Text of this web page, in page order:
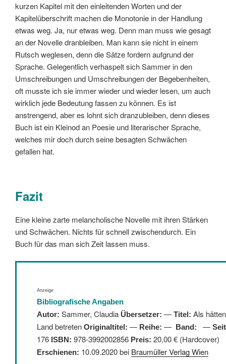
kurzen Kapitel mit den einleitenden Worten und der
Kapitelüberschrift machen die Monotonie in der Handlung
etwas weg. Ja, nur etwas weg. Denn man muss wie gesagt
an der Novelle dranbleiben. Man kann sie nicht in einem
Rutsch weglesen, denn die Sätze fordern aufgrund der
Sprache. Gelegentlich verhaspelt sich Sammer in den
Umschreibungen und Umschreibungen der Begebenheiten,
oft musste ich sie immer wieder und wieder lesen, um auch
wirklich jede Bedeutung fassen zu können. Es ist
anstrengend, aber es lohnt sich dranzubleiben, denn dieses
Buch ist ein Kleinod an Poesie und literarischer Sprache,
welches mir doch durch seine besagten Schwächen
gefallen hat.
Fazit
Eine kleine zarte melancholische Novelle mit ihren Stärken
und Schwächen. Nichts für schnell zwischendurch. Ein
Buch für das man sich Zeit lassen muss.
Anzeige
Bibliografische Angaben
Autor: Sammer, Claudia Übersetzer: — Titel: Als
Land betreten Originaltitel: — Reihe: — Band: —
176 ISBN: 978-3992002856 Preis: 20,00 € (Hardcover)
Erschienen: 10.09.2020 bei Braumüller Verlag Wien